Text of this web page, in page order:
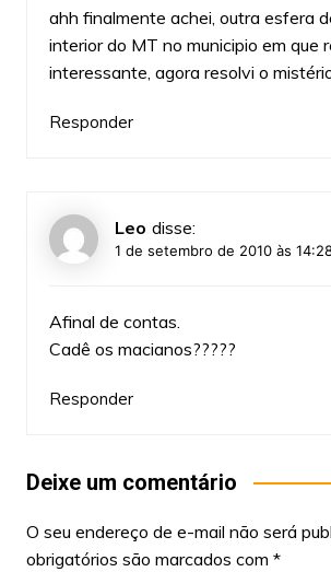
ahh finalmente achei, outra esfera
interior do MT no municipio em que
interessante, agora resolvi o
Responder
Leo disse:
1 de setembro de 2010 às
Afinal de contas.
Cadê os macianos?????
Responder
Deixe um comentário
O seu endereço de e-mail não será
obrigatórios são marcados com *